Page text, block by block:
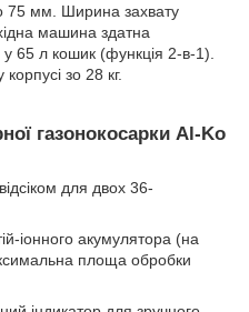
75 мм. Ширина захвату
машина здатна
65 л кошик (функція 2-в-1).
зо 28 кг.
газонокосарки Al-Ko
для двох 36-
іонного акумулятора (на
площа обробки